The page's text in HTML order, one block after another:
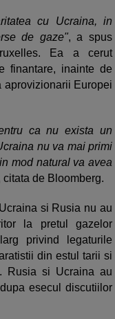
cu Ucraina, in
de gaze", a spus
Ea a cerut
finantare, inainte de
aprovizionarii Europei
ca nu exista un
nu va mai primi
mod natural va avea
de Bloomberg.
si Rusia nu au
la pretul gazelor
privind legaturile
din estul tarii si
Rusia si Ucraina au
esecul discutiilor